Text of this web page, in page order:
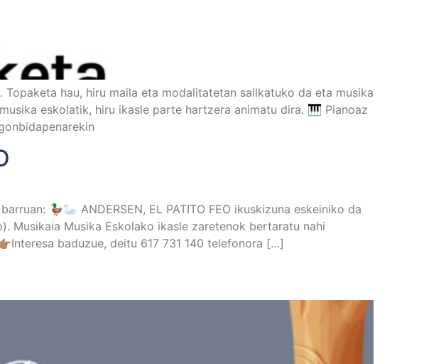
hau, hiru maila eta modalitatetan sailkatuko da eta musika
eskolatik, hiru ikasle parte hartzera animatu dira. 🎹 Pianoaz
🦆🦢 ANDERSEN, EL PATITO FEO ikuskizuna eskeiniko da
Musikaia Musika Eskolako ikasle zaretenok bertaratu nahi
baduzue, deitu 617 731 140 telefonora […]